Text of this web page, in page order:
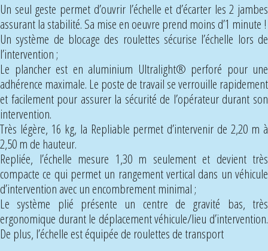
Un seul geste permet d’ouvrir l’échelle et d’écarter les 2 jambes
assurant la stabilité. Sa mise en oeuvre prend moins d’1 minute !
Un système de blocage des roulettes sécurise l’échelle lors de
l’intervention ;
Le plancher est en aluminium Ultralight® perforé pour une
adhérence maximale. Le poste de travail se verrouille rapidement
et facilement pour assurer la sécurité de l’opérateur durant son
intervention.
Très légère, 16 kg, la Repliable permet d’intervenir de 2,20 m à
2,50 m de hauteur.
Repliée, l’échelle mesure 1,30 m seulement et devient très
compacte ce qui permet un rangement vertical dans un véhicule
d’intervention avec un encombrement minimal ;
Le système plié présente un centre de gravité bas, très
ergonomique durant le déplacement véhicule/lieu d’intervention.
De plus, l’échelle est équipée de roulettes de transport